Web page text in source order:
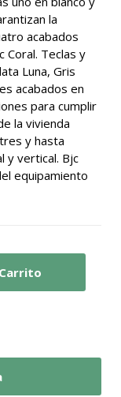
la
acabados
Coral. Teclas y
Luna, Gris
acabados en
para cumplir
la vivienda
y hasta
y vertical. Bjc
equipamiento